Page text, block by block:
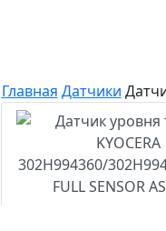
Главная Датчики